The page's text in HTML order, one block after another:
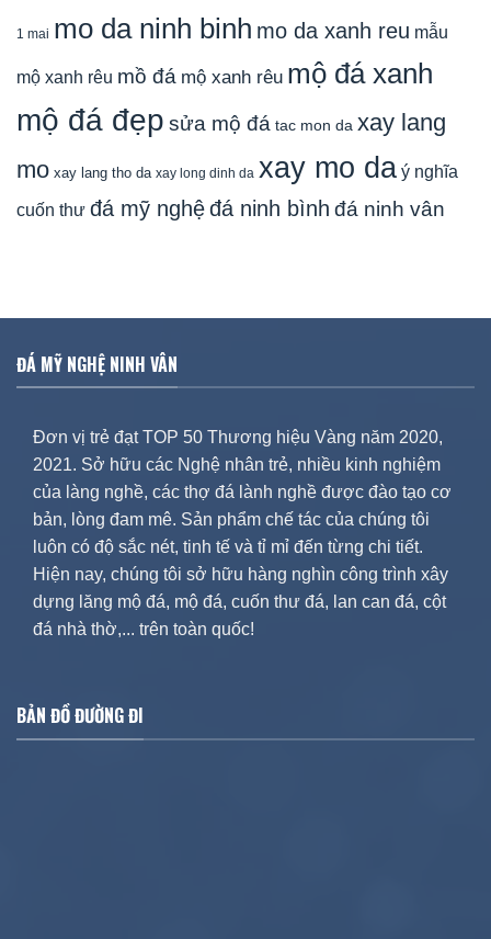
1 mai mo da ninh binh mo da xanh reu mẫu
mộ xanh rêu mồ đá mộ xanh rêu mộ đá xanh
mộ đá đẹp sửa mộ đá tac mon da xay lang
mo xay lang tho da xay long dinh da xay mo da ý nghĩa
cuốn thư đá mỹ nghệđá ninh bình đá ninh vân
ĐÁ MỸ NGHỆ NINH VÂN
Đơn vị trẻ đạt TOP 50 Thương hiệu Vàng năm 2020,
2021. Sở hữu các Nghệ nhân trẻ, nhiều kinh nghiệm
của làng nghề, các thợ đá lành nghề được đào tạo cơ
bản, lòng đam mê. Sản phẩm chế tác của chúng tôi
luôn có độ sắc nét, tinh tế và tỉ mỉ đến từng chi tiết.
Hiện nay, chúng tôi sở hữu hàng nghìn công trình xây
dựng lăng mộ đá, mộ đá, cuốn thư đá, lan can đá, cột
đá nhà thờ,... trên toàn quốc!
BẢN ĐỒ ĐƯỜNG ĐI